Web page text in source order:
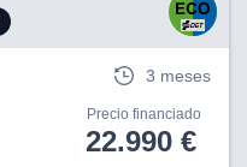
3 meses
Precio financiado
22.990 €